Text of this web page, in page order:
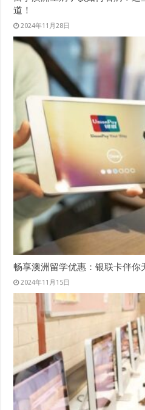
道！
2024年11月28日
畅享澳洲留学优惠：银联卡伴你
2024年11月15日